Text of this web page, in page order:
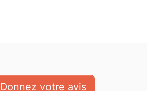
Donnez votre avis